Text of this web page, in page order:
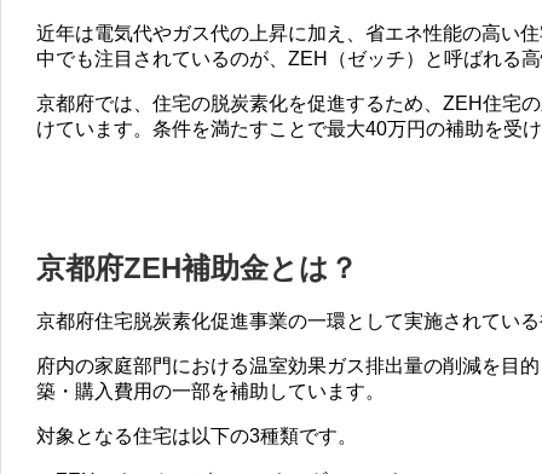
近年は電気代やガス代の上昇に加え、省エネ性能の高い
中でも注目されているのが、ZEH（ゼッチ）と呼ばれる
京都府では、住宅の脱炭素化を促進するため、ZEH住宅
けています。条件を満たすことで最大40万円の補助を受
京都府ZEH補助金とは？
京都府住宅脱炭素化促進事業の一環として実施されてい
府内の家庭部門における温室効果ガス排出量の削減を目
築・購入費用の一部を補助しています。
対象となる住宅は以下の3種類です。